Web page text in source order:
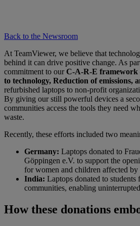
Back to the Newsroom
At TeamViewer, we believe that
behind it can drive positive change. As
commitment to ourC-A-R-E framework
to technology, Reduction of emissions,
refurbished laptops to non-profit
By giving our still powerful devices a
communities access the tools they need
waste.
Recently, these efforts included two
Germany: Laptops donated to
Göppingen e.V. to support the
for women and children affected by
India: Laptops donated to students
communities, enabling
How these donations